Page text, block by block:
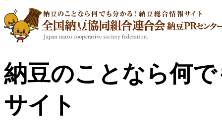
納豆のことなら何
サイト